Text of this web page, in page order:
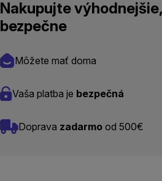
Nakupujte
bezpečne
Môžete mať doma
Vaša platba je bezpečná
Doprava zadarmo od 500€